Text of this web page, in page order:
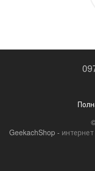
GeekachShop -